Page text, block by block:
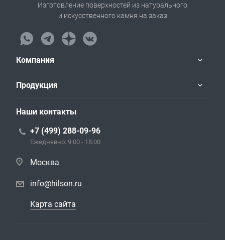
Изготовление поверхностей из натурального
и искусственного камня на заказ
Компания
Продукция
Наши контакты
+7 (499) 288-09-96
Ежедневно: 9:00 - 18:00
Москва
info@hilson.ru
Карта сайта